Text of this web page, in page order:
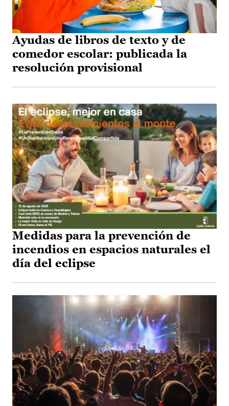
Ayudas de libros de texto y de
comedor escolar: publicada la
resolución provisional
Medidas para la prevención de
incendios en espacios naturales el
día del eclipse